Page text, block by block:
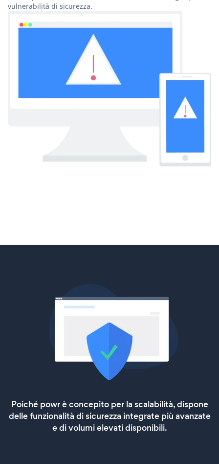
vulnerabilità di sicurezza.
Poiché powr è concepito per la scalabilità, dispone
delle funzionalità di sicurezza integrate più avanzate
e di volumi elevati disponibili.